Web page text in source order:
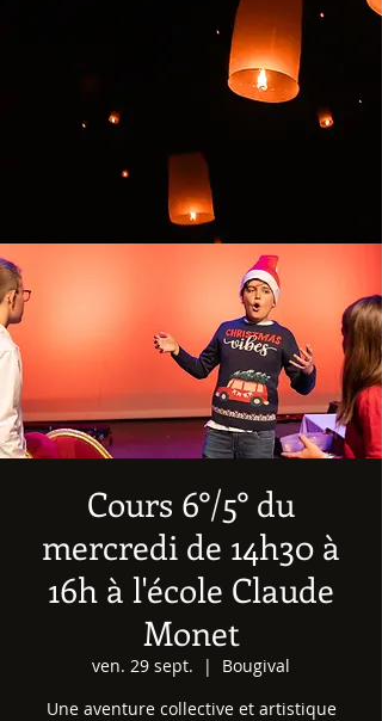
Cours 6°/5° du
mercredi de 14h30 à
16h à l'école Claude
Monet
ven. 29 sept.
  |
Bougival
Une aventure collective et artistique